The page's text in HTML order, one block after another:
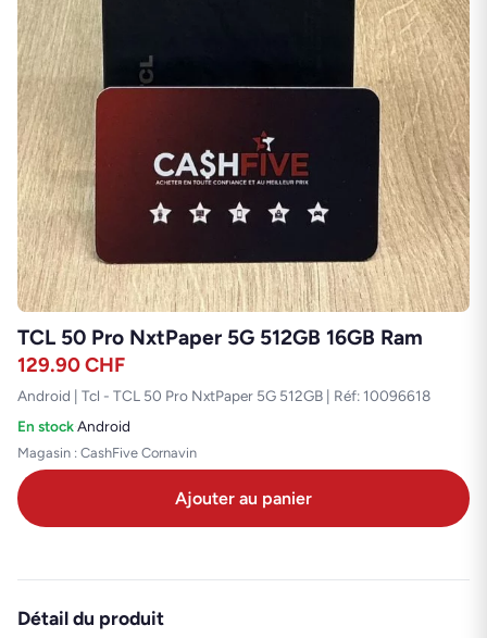
TCL 50 Pro NxtPaper 5G 512GB 16GB Ram
129.90CHF
Android | Tcl - TCL 50 Pro NxtPaper 5G 512GB | Réf: 10096618
En stock·Android
Magasin : CashFive Cornavin
Ajouter au panier
Détail du produit